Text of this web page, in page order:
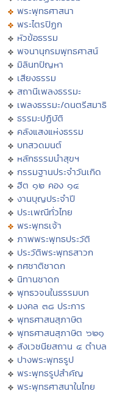
พระพุทธศาสนา
พระไตรปิฏก
หัวข้อธรรม
พจนานุกรมพุทธศาสน์
มิลินทปัญหา
เสียงธรรม
สถานีเพลงธรรมะ
เพลงธรรมะ/ดนตรีสมาธิ
ธรรมะปฏิบัติ
คลังแสงแห่งธรรม
บทสวดมนต์
หลักธรรมนำสุขฯ
กรรมฐานประจำวันเกิด
ฮีต ๑๒ คอง ๑๔
งานบุญประจำปี
ประเพณีทั่วไทย
พระพุทธเจ้า
ภาพพระพุทธประวัติ
ประวัติพระพุทธสาวก
ทศชาติชาดก
นิทานชาดก
พุทธวจนในธรรมบท
มงคล ๓๘ ประการ
พุทธศาสนสุภาษิต
พุทธศาสนสุภาษิต ๖๒๑
สังเวชนียสถาน ๔ ตำบล
ปางพระพุทธรูป
พระพุทธรูปสำคัญ
พระพุทธศาสนาในไทย